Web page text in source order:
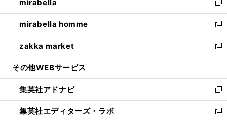
く
で
開
く
ド
ウ
で
開
く
ィ
ン
ド
ウ
で
開
い
ウ
ィ
ン
ド
ウ
開
く
mirabella
新
し
い
ウ
ィ
ン
ウ
で
開
く
mirabella homme
新
し
い
ウ
ン
ド
ウ
で
zakka market
新
し
ウ
ィ
ン
ド
その他WEBサービス
集英社アドナビ
新
し
い
集英社エディターズ・ラボ
新